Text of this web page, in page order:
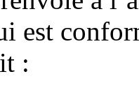
est
: